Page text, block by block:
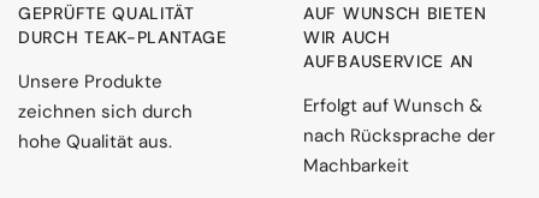
GEPRÜFTE QUALITÄT
DURCH TEAK-PLANTAGE
Unsere Produkte
zeichnen sich durch
hohe Qualität aus.
AUF WUNSCH BIETEN
WIR AUCH
AUFBAUSERVICE AN
Erfolgt auf Wunsch &
nach Rücksprache der
Machbarkeit